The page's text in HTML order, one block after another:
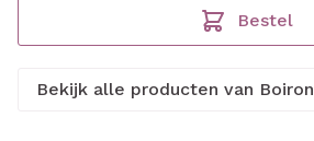
Bestel
Bekijk alle producten van Boiron